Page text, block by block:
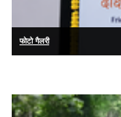
फोटो गैलरी